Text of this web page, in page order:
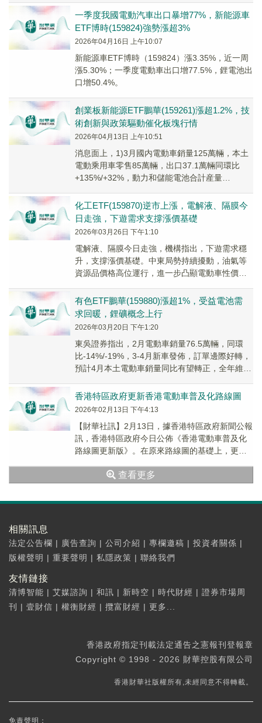
一季度我國電動汽車出口暴增77%，新能源車
ETF博時(159824)強勢漲超3%
2026年04月16日 上午10:07
新能源車ETF博時（159824）漲3.35%，近一周
漲5.30%；一季度電動車出口增77.5%，鋰電池出
口增50.4%。
創業板新能源ETF鵬華(159261)漲超1.2%，技
術創新與政策驅動催化板塊行情
2026年04月13日 上午10:51
消息面上，1)3月國内電動車銷量125萬輛，本土
電動乘用車零售85萬輛，出口37.1萬輛同環比
+135%/+32%，動力和儲能電池合計産量
化工ETF(159870)逆市上漲，電解液、隔膜今
日走強，下遊需求支撐漲價基礎
2026年03月26日 下午1:10
電解液、隔膜今日走強，機構指出，下遊需求穩
升，支撐漲價基礎。中東局勢持續擾動，油氣等
資源品價格高位運行，進一步凸顯電動車性價比
有色ETF鵬華(159880)漲超1%，受益電池需
求回暖，鋰礦概念上行
2026年03月20日 下午1:20
東吳證券指出，2月電動車銷量76.5萬輛，同環
比-14%/-19%，3-4月新車發佈，訂單邊際好轉，
預計4月本土電動車銷量同比有望轉正，全年維持
香港特區政府更新香港電動車普及化路線圖
2026年02月13日 下午4:13
【財華社訊】2月13日，據香港特區政府新聞公報
訊，香港特區政府今日公佈《香港電動車普及化
路線圖更新版》。在原來路線圖的基礎上，更新
查看更多
相關訊息
法定公告欄 | 廣告查詢 | 公司介紹 | 專欄邀稿 | 投資者關係 |
版權聲明 | 重要聲明 | 私隱政策 | 聯絡我們
友情鏈接
清博智能 | 艾媒諮詢 | 和訊 | 新時空 | 時代財經 | 證券市場周
刊
| 壹財信 | 權衡財經 | 攬富財經 | 更多...
香港政府指定刊載法定通告之憲報刊登報章
Copyright © 1998 - 2026 財華控股有限公司
香港財華社版權所有,未經同意不得轉載。
免責聲明：